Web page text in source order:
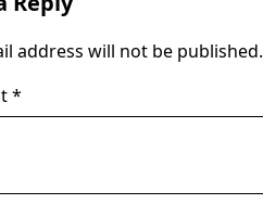
address will not be published.
*